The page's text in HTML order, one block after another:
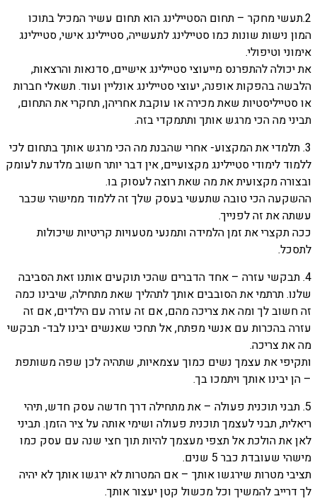
2.תעשי מחקר – תחום הסטיילינג הוא תחום עשיר המכיל בתוכו
המון נישות שונות כמו סטיילינג לתעשייה, סטיילינג אישי, סטיילינג
אימוני וטיפולי.
את יכולה להתפרנס מייעוצי סטיילינג אישיים, סדנאות והרצאות,
הלבשה בהפקות אופנה, יעוצי סטיילינג אונליין ועוד. תשאלי חברות
או סטייליסטיות שאת מכירה או עוקבת אחריהן, תחקרי את התחום,
תביני מה הכי מרגש אותך ותתמקדי בזה.
3. תלמדי את המקצוע- אחרי שהבנת מה הכי מרגש אותך בתחום לכי
ללמוד לימודי סטיילינג מקצועיים, אין דבר יותר חשוב מלדעת לעומק
ובצורה מקצועית את מה שאת רוצה לעסוק בו.
ההשקעה הכי טובה שתעשי בעסק שלך זה ללמוד ממישהי שכבר
עשתה את זה לפנייך.
ככה תקצרי את זמן הלמידה ותמנעי מטעויות קריטיות שיכולות
לתסכל.
4. תבקשי עזרה – אחד הדברים שהכי תוקעים אותנו זאת הסביבה
שלנו. תרתמי את הסובבים אותך לתהליך שאת מתחילה, שיבינו כמה
זה חשוב לך ומה את צריכה מהם, אם זה עזרה עם הילדים, אם זה
עזרה בהכרות עם אנשי מפתח, אל תחכי שאנשים יבינו לבד- תבקשי
מה את צריכה.
ותקיפי את עצמך נשים כמוך עצמאיות, שתהיה לכן שפה משותפת
– הן יבינו אותך ויתמכו בך.
5. תבני תוכנית פעולה – את מתחילה דרך חדשה עסק חדש, תיהי
ריאלית, תבני לעצמך תוכנית פעולה ושימי אותה על ציר הזמן. תביני
לאן את הולכת אל תצפי מעצמך להיות תוך חצי שנה עם עסק כמו
מישהי שעובדת כבר 5 שנים.
תציבי מטרות שירגשו אותך – אם המטרות לא ירגשו אותך לא יהיה
לך דרייב להמשיך וכל מכשול קטן יעצור אותך.